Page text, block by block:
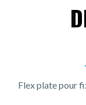
Flex plate pour